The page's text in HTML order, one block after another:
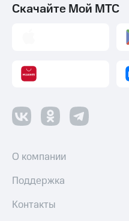
Скачайте Мой МТС
О компании
Поддержка
Контакты